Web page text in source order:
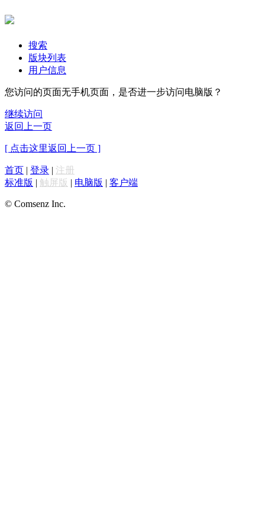
搜索
版块列表
用户信息
您访问的页面无手机页面，是否进一步访问电脑版？
继续访问
返回上一页
[ 点击这里返回上一页 ]
首页 | 登录 | 注册
标准版 | 触屏版 | 电脑版 | 客户端
© Comsenz Inc.